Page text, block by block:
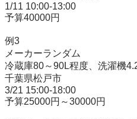
1/11 10:00-13:00
予算40000円
例3
メーカーランダム
冷蔵庫80～90L程度、洗濯機
千葉県松戸市
3/21 15:00-18:00
予算25000円～30000円